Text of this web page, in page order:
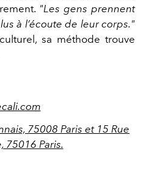
"Les gens prennent
à l’écoute de leur corps."
sa méthode trouve
75008 Paris et 15 Rue
75016 Paris.